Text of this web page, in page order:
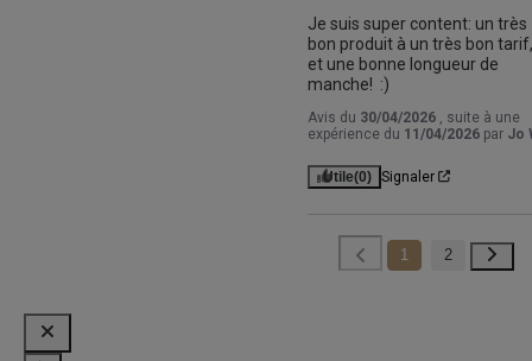
Je suis super content: un très
bon produit à un très bon tarif,
et une bonne longueur de
manche!  :)
Avis du 30/04/2026
, suite à une
expérience du 11/04/2026 par Jo
Utile(0) Signaler
1 2